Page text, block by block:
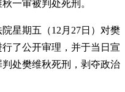
一审被判处死刑。
星期五（12月27日）对樊
了公开审理，并于当日宣
处樊维秋死刑，剥夺政治